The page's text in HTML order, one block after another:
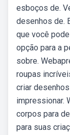
esboços de.
desenhos de.
que você
opção para a
sobre.
roupas
criar
impressionar.
corpos para
para suas